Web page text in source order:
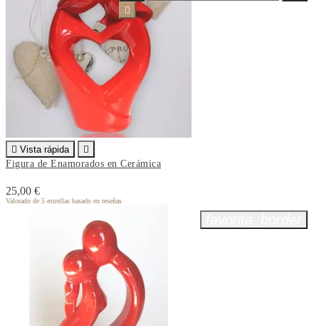
 Vista rápida

Figura de Enamorados en Cerámica
25,00 €
Valorado de 5 estrellas basado en reseñas
